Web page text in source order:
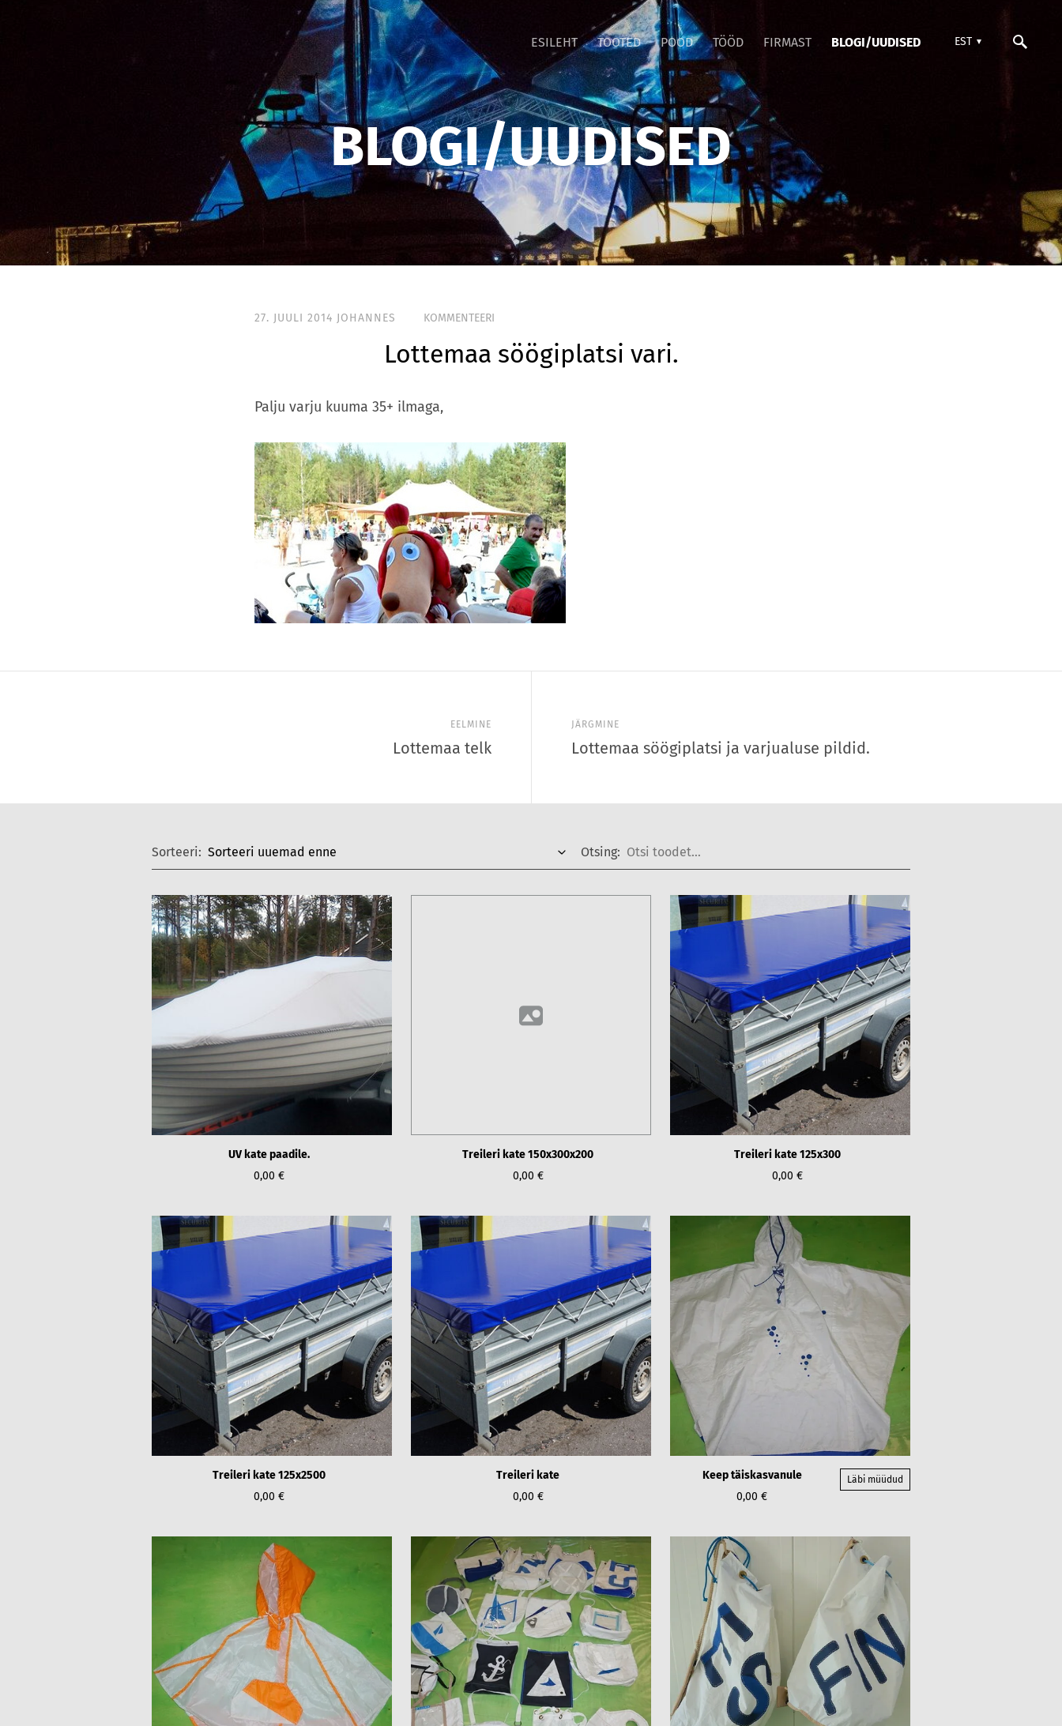
ESILEHT TOOTED POOD TÖÖD FIRMAST BLOGI/UUDISED EST
BLOGI/UUDISED
27. JUULI 2014 JOHANNES KOMMENTEERI
Lottemaa söögiplatsi vari.
Palju varju kuuma 35+ ilmaga,
EELMINE
Lottemaa telk
JÄRGMINE
Lottemaa söögiplatsi ja varjualuse pildid.
Sorteeri: Otsing:
UV kate paadile.
0,00 €
Treileri kate 150x300x200
0,00 €
Treileri kate 125x300
0,00 €
Treileri kate 125x2500
0,00 €
Treileri kate
0,00 €
Keep täiskasvanule
0,00 €
Läbi müüdud